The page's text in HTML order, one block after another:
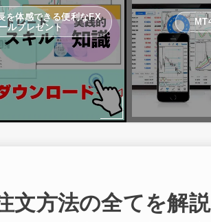
を体感できる便利なFX
ルプレゼント
文方法の全てを解